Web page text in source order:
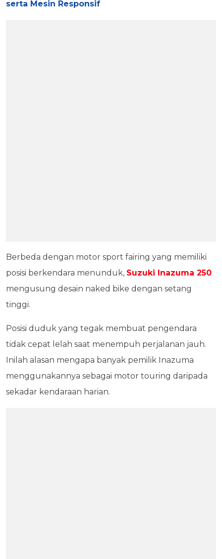
serta Mesin Responsif
Berbeda dengan motor sport fairing yang memiliki
posisi berkendara menunduk, Suzuki Inazuma 250
mengusung desain naked bike dengan setang
tinggi.
Posisi duduk yang tegak membuat pengendara
tidak cepat lelah saat menempuh perjalanan jauh.
Inilah alasan mengapa banyak pemilik Inazuma
menggunakannya sebagai motor touring daripada
sekadar kendaraan harian.